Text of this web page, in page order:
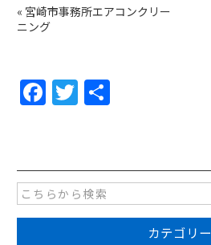
« 宮崎市事務所エアコンクリー
ニング
F
a
e
b
o
T
w
er
カテゴリー